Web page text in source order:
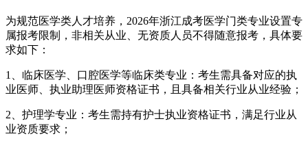
为规范医学类人才培养，2026年浙江成考医学门类专业设置专
属报考限制，非相关从业、无资质人员不得随意报考，具体要
求如下：
1、临床医学、口腔医学等临床类专业：考生需具备对应的执
业医师、执业助理医师资格证书，且具备相关行业从业经验；
2、护理学专业：考生需持有护士执业资格证书，满足行业从
业资质要求；